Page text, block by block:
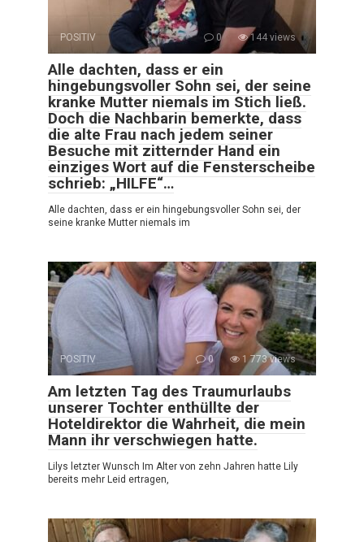
POSITIV 0 144 views
Alle dachten, dass er ein
hingebungsvoller Sohn sei, der seine
kranke Mutter niemals im Stich ließ.
Doch die Nachbarin bemerkte, dass
die alte Frau nach jedem seiner
Besuche mit zitternder Hand ein
einziges Wort auf die Fensterscheibe
schrieb: „HILFE“…
Alle dachten, dass er ein hingebungsvoller Sohn sei, der
seine kranke Mutter niemals im
POSITIV 0 1 773 views
Am letzten Tag des Traumurlaubs
unserer Tochter enthüllte der
Hoteldirektor die Wahrheit, die mein
Mann ihr verschwiegen hatte.
Lilys letzter Wunsch Im Alter von zehn Jahren hatte Lily
bereits mehr Leid ertragen,